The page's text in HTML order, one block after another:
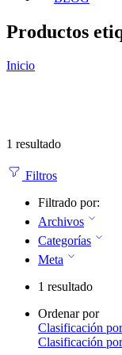
Productos
Inicio
1 resultado
Filtros
Filtrado por:
Archivos
Categorías
Meta
1 resultado
Ordenar por
Clasificación
Clasificación